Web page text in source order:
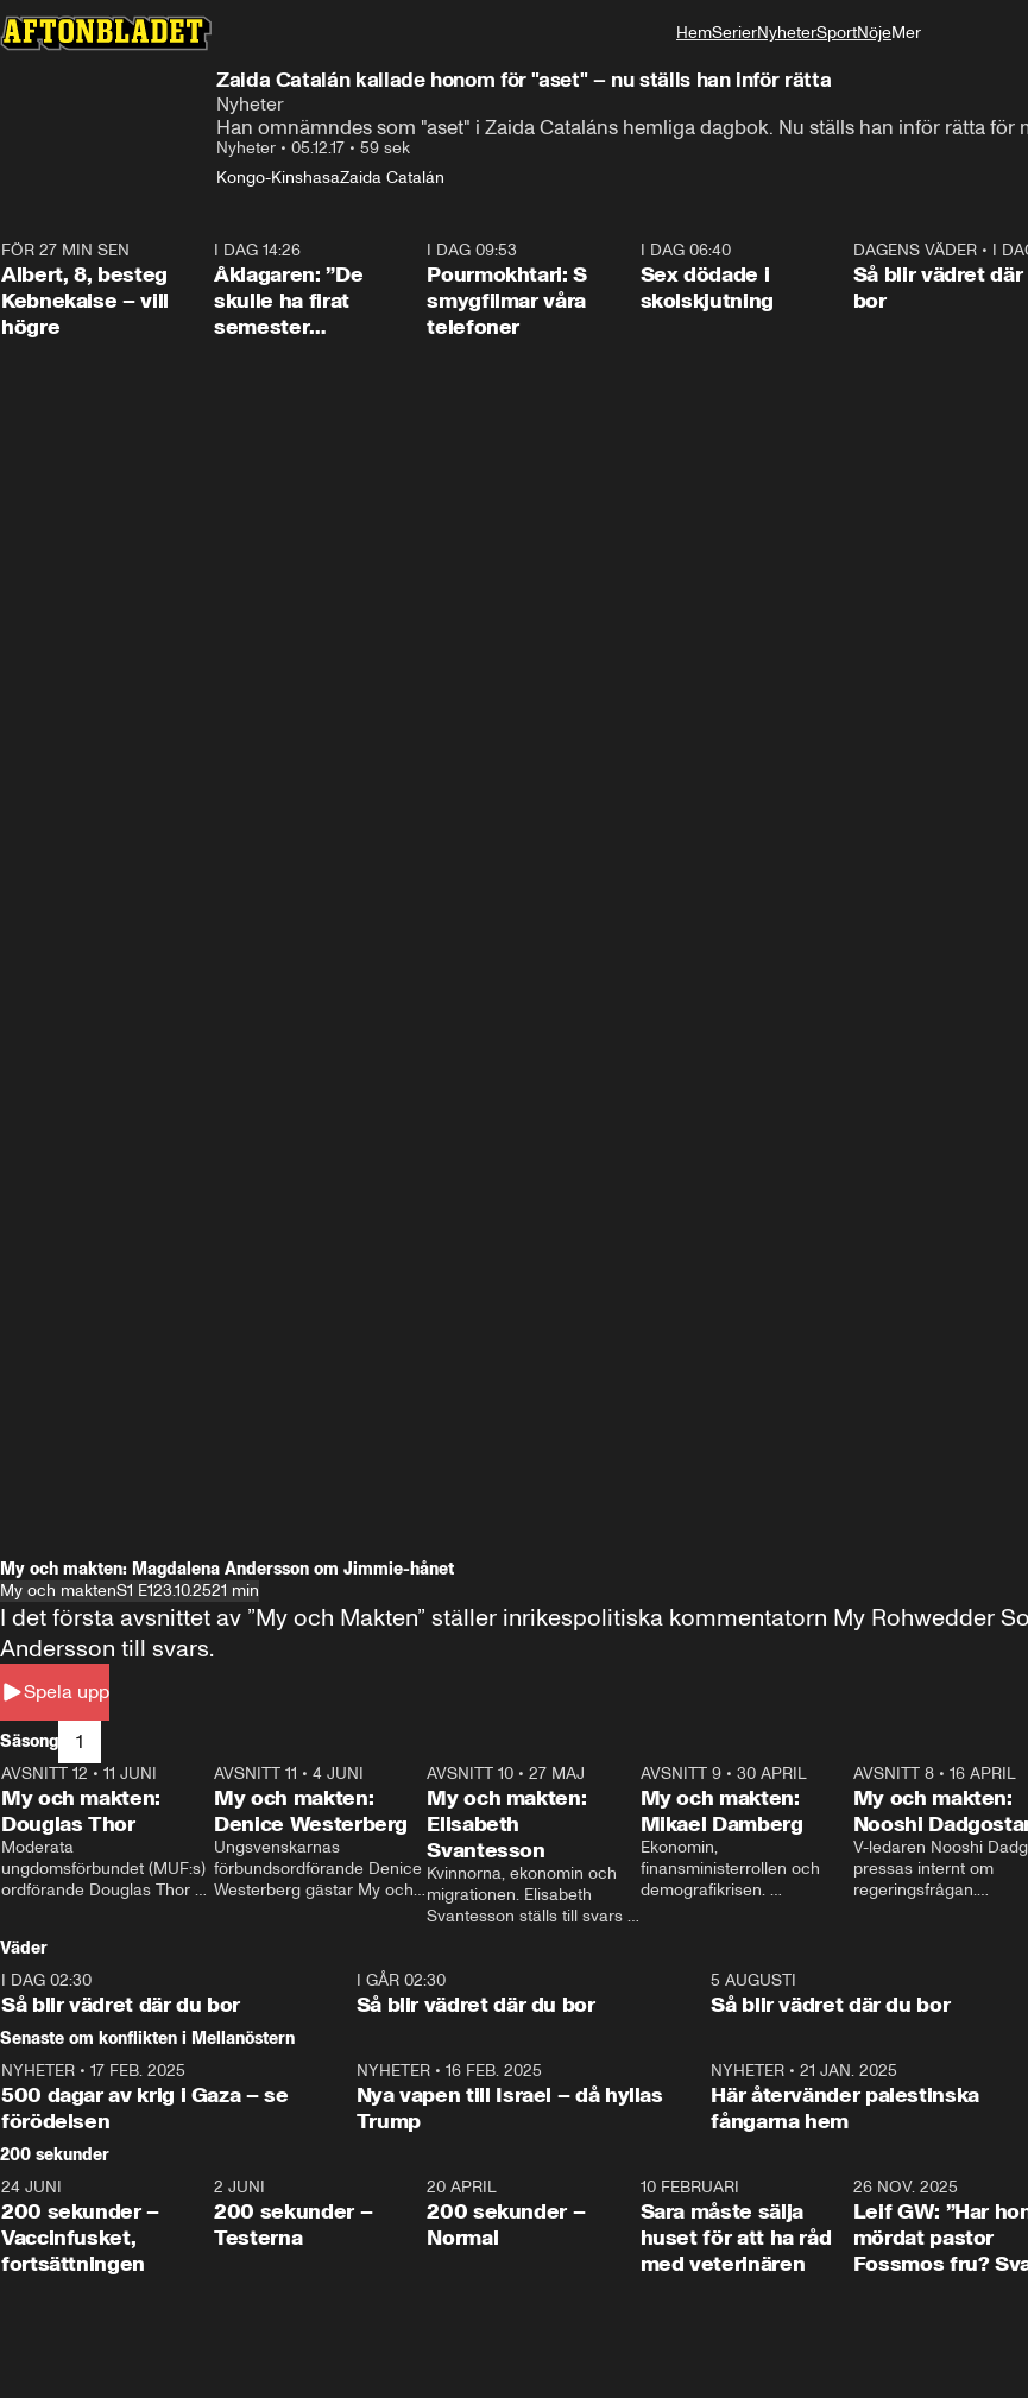
HemSerierNyheterSportNöjeMer
Zaida Catalán kallade honom för "aset" – nu ställs han inför rätta
Nyheter
Han omnämndes som "aset" i Zaida Cataláns hemliga dagbok. Nu ställs han inför rätta för
Nyheter • 05.12.17 • 59 sek
Kongo-KinshasaZaida Catalán
FÖR 27 MIN SEN
Albert, 8, besteg
Kebnekaise – vill
högre
I DAG 14:26
Åklagaren: ”De
skulle ha firat
semester
I DAG 09:53
Pourmokhtari: S
smygfilmar våra
telefoner
I DAG 06:40
Sex dödade i
skolskjutning
DAGENS VÄDER• I
Så blir vädret där
bor
My och makten: Magdalena Andersson om Jimmie-hånet
My och maktenS1 E123.10.2521 min
Spela upp
I det första avsnittet av ”My och Makten” ställer inrikespolitiska kommentatorn My Rohwedder
Andersson till svars.
Säsong 1
26:27
AVSNITT 12 • 11 JUNI
My och makten:
Douglas Thor
Moderata
ungdomsförbundet (MUF:s)
ordförande Douglas Thor
tonårsutvisningarna och hur
Moderaterna ska locka
väljare till valet i höst.
23:40
AVSNITT 11 •4 JUNI
My och makten:
Denice Westerberg
Ungsvenskarnas
förbundsordförande Denice
Westerberg gästar My och
AVSNITT 10 •27 MAJ
My och makten:
Elisabeth
Svantesson
Kvinnorna, ekonomin och
migrationen. Elisabeth
Svantesson ställs till svars
AVSNITT 9• 30 APRIL
My och makten:
Mikael Damberg
Ekonomin,
finansministerrollen och
demografikrisen.
och Makten.
AVSNITT 8• 16 APRIL
My och makten:
Nooshi
V-ledaren Nooshi
pressas internt om
regeringsfrågan.
– Vi ställer upp i val.
vara med så sitter vi
Väder
I DAG 02:30
Så blir vädret där du bor
1:06
I GÅR 02:30
Så blir vädret där du bor
5 AUGUSTI
Så blir vädret där du bor
Senaste om konflikten i Mellanöstern
NYHETER • 17 FEB. 2025
500 dagar av krig i Gaza – se
förödelsen
NYHETER• 16 FEB. 2025
Nya vapen till Israel – då hyllas
Trump
NYHETER •21 JAN. 2025
Här återvänder palestinska
fångarna hem
200 sekunder
5:00
24 JUNI
200 sekunder –
Vaccinfusket,
fortsättningen
4:23
2 JUNI
200 sekunder –
Testerna
20 APRIL
200 sekunder –
Normal
10 FEBRUARI
Sara måste sälja
huset för att ha råd
med veterinären
26 NOV. 2025
Leif GW: ”Har
mördat pastor
Fossmos fru?